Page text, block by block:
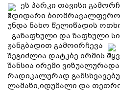
ეს პარკი თავისი
მდიდარი
უნდა ნახო წელიწადის
გაზაფხული და ზაფხული
ჟანგბადით გამოირჩევა
შეგიძლია დატკბე ირმის
შანსია ირემი
რადიკალურად
ლამაზი,იდუმალი და